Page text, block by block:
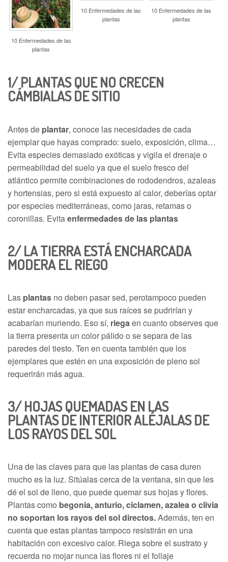
10 Enfermedades de las
plantas
10 Enfermedades de las
plantas
10 Enfermedades de las
plantas
1/PLANTAS QUE NO CRECEN
CÁMBIALAS DE SITIO
Antes de plantar, conoce las necesidades de cada
ejemplar que hayas comprado: suelo, exposición, clima…
Evita especies demasiado exóticas y vigila el drenaje o
permeabilidad del suelo ya que el suelo fresco del
atlántico permite combinaciones de rododendros, azaleas
y hortensias, pero si está expuesto al calor, deberías optar
por especies mediterráneas, como jaras, retamas o
coronillas. Evitaenfermedades de las plantas
2/LA TIERRA ESTÁ ENCHARCADA
MODERA EL RIEGO
Las plantas no deben pasar sed, perotampoco pueden
estar encharcadas, ya que sus raíces se pudrirían y
acabarían muriendo. Eso sí, riegaen cuanto observes que
la tierra presenta un color pálido o se separa de las
paredes del tiesto. Ten en cuenta también que los
ejemplares que estén en una exposición de pleno sol
requerirán más agua.
3/HOJAS QUEMADAS EN LAS
PLANTAS DE INTERIORALÉJALAS DE
LOS RAYOS DEL SOL
Una de las claves para que las plantas de casa duren
mucho es la luz. Sitúalas cerca de la ventana, sin que les
dé el sol de lleno, que puede quemar sus hojas y flores.
Plantas como begonia, anturio, ciclamen, azaleao clivia
no soportan los rayos del sol directos.Además, ten en
cuenta que estas plantas tampoco resistirán en una
habitación con excesivo calor. Riega sobre el sustrato y
recuerda no mojar nunca las flores ni el follaje